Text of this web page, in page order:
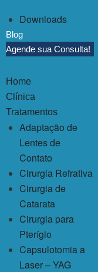
Downloads
Blog
Agende sua Consulta!
Home
Clínica
Tratamentos
Adaptação de
Lentes de
Contato
Cirurgia Refrativa
Cirurgia de
Catarata
Cirurgia para
Pterígio
Capsulotomia a
Laser – YAG